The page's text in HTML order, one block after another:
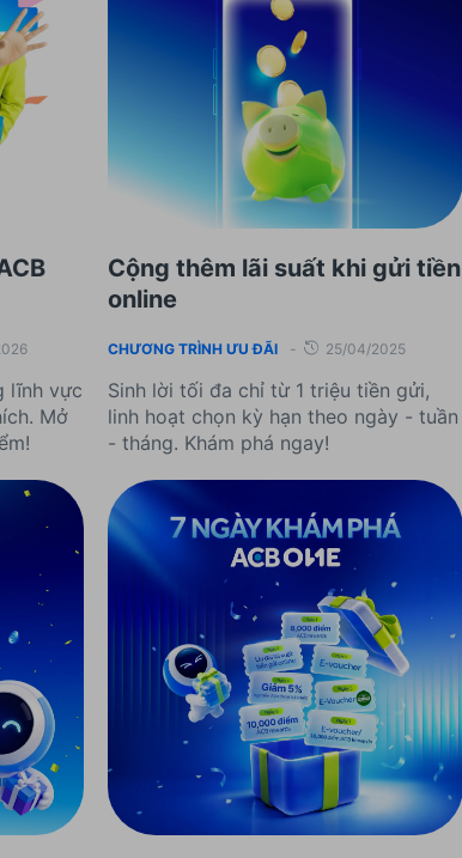
lĩnh vực
Mở
Cộng thêm lãi suất khi gửi tiền
online
CHƯƠNG TRÌNH ƯU ĐÃI - 25/04/2025
Sinh lời tối đa chỉ từ 1 triệu tiền gửi,
linh hoạt chọn kỳ hạn theo ngày - tuần
- tháng. Khám phá ngay!